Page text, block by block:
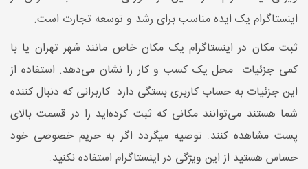
اینستاگرام یک ایده مناسب برای رشد و توسعه تجارت است.
ثبت مکان در اینستاگرام یک مکان خاص مانند شهر تهران یا با
کمی جزئیات محل یک کسب و کار را نشان می‌دهد. استفاده از
این جزئیات به حساب کاربری بستگی دارد. کاربرانی که دنبال کننده
شما هستند می‌توانند مکانی که ثبت کرده‌اید را در قسمت بالای
پست مشاهده کنند. توصیه میگردد اگر به حریم خصوصی خود
حساس هستید از این ویژگی در اینستاگرام استفاده نکنید.